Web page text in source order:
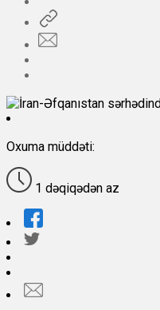
Oxuma müddəti:
1 dəqiqədən az